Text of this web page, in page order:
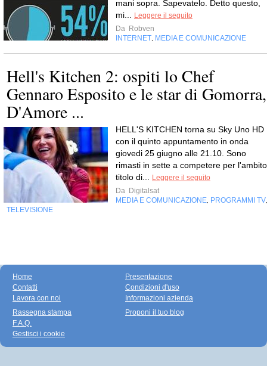
mani sopra. Sapevatelo. Detto questo,
mi...
Leggere il seguito
Da Robven
INTERNET MEDIA E COMUNICAZIONE
Hell's Kitchen 2: ospiti lo Chef
Gennaro Esposito e le star di Gomorra,
D'Amore ...
HELL'S KITCHEN torna su Sky Uno HD
con il quinto appuntamento in onda
giovedi 25 giugno alle 21.10. Sono
rimasti in sette a competere per l'ambito
titolo di...
Leggere il seguito
Da Digitalsat
MEDIA E COMUNICAZIONE PROGRAMMI TV
TELEVISIONE
Home
Contatti
Lavora con noi
Presentazione
Condizioni d'uso
Informazioni azienda
Rassegna stampa
F.A.Q.
Gestisci i cookie
Proponi il tuo blog